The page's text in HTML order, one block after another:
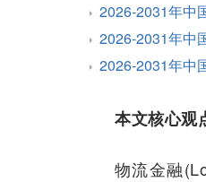
2026-2031年中
2026-2031年中
2026-2031年中
本文核心观
物流金融